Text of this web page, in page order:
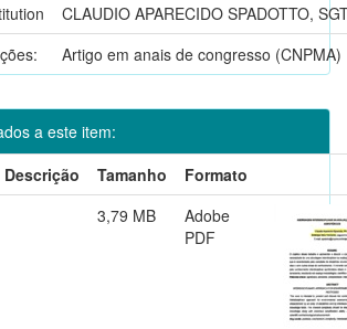
CLAUDIO APARECIDO SPADOTTO,
Artigo em anais de congresso (CNPMA)
a este item:
Descrição Tamanho
Formato
3,79 MB
Adobe
PDF